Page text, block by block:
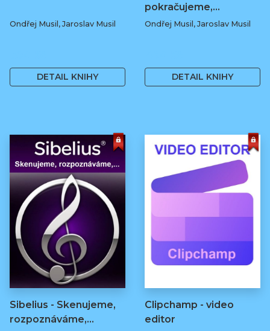
Ondřej Musil, Jaroslav Musil
DETAIL KNIHY
pokračujeme,...
Ondřej Musil, Jaroslav Musil
DETAIL KNIHY
Sibelius - Skenujeme,
rozpoznáváme,...
Clipchamp - video
editor